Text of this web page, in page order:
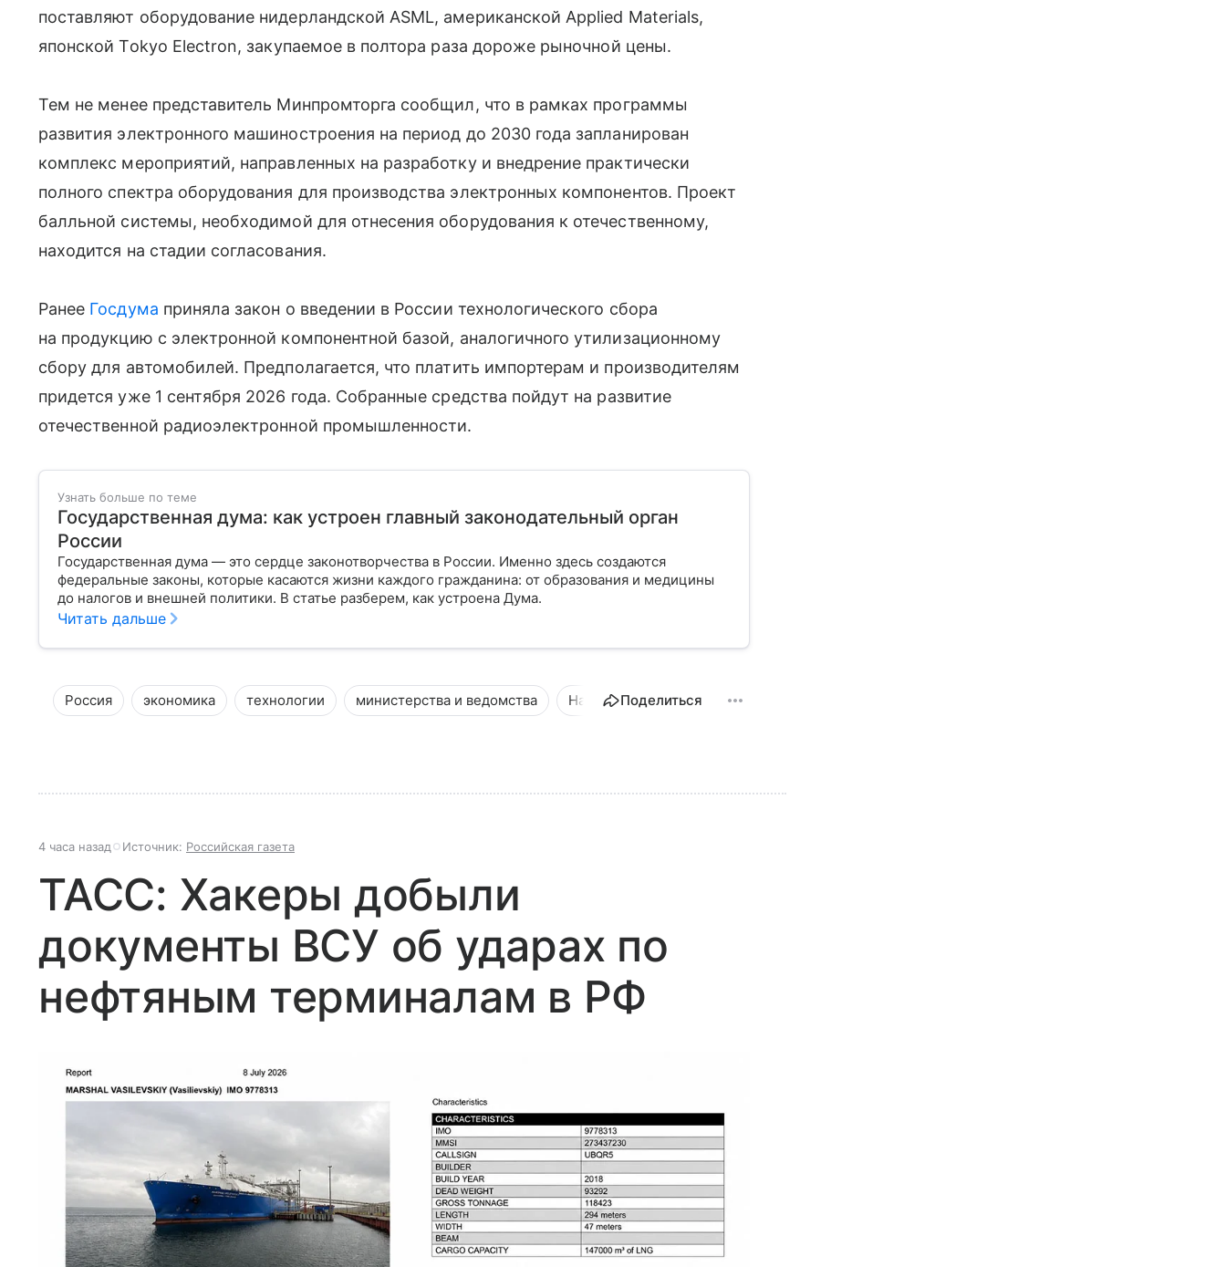
поставляют оборудование нидерландской ASML, американской Applied Materials,
японской Tokyo Electron, закупаемое в полтора раза дороже рыночной цены.
Тем не менее представитель Минпромторга сообщил, что в рамках программы
развития электронного машиностроения на период до 2030 года запланирован
комплекс мероприятий, направленных на разработку и внедрение практически
полного спектра оборудования для производства электронных компонентов. Проект
балльной системы, необходимой для отнесения оборудования к отечественному,
находится на стадии согласования.
Ранее Госдума приняла закон о введении в России технологического сбора
на продукцию с электронной компонентной базой, аналогичного утилизационному
сбору для автомобилей. Предполагается, что платить импортерам и производителям
придется уже 1 сентября 2026 года. Собранные средства пойдут на развитие
отечественной радиоэлектронной промышленности.
Узнать больше по теме
Государственная дума: как устроен главный законодательный орган
России
Государственная дума — это сердце законотворчества в России. Именно здесь создаются
федеральные законы, которые касаются жизни каждого гражданина: от образования и медицины
до налогов и внешней политики. В статье разберем, как устроена Дума.
Читать дальше
Россия экономика технологии министерства и ведомства Наука и технологии Новости
Поделиться
4 часа назад Источник: Российская газета
ТАСС: Хакеры добыли
документы ВСУ об ударах по
нефтяным терминалам в РФ